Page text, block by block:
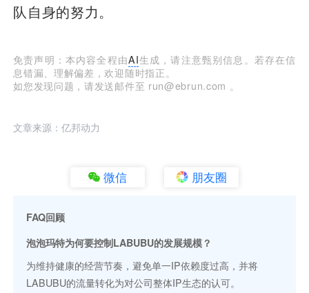
队自身的努力。
免责声明：本内容全程由AI生成，请注意甄别信息。若存在信
息错漏、理解偏差，欢迎随时指正。
如您发现问题，请发送邮件至 run@ebrun.com 。
文章来源：亿邦动力
微信 朋友圈
FAQ回顾
泡泡玛特为何要控制LABUBU的发展规模？
为维持健康的经营节奏，避免单一IP依赖度过高，并将
LABUBU的流量转化为对公司整体IP生态的认可。